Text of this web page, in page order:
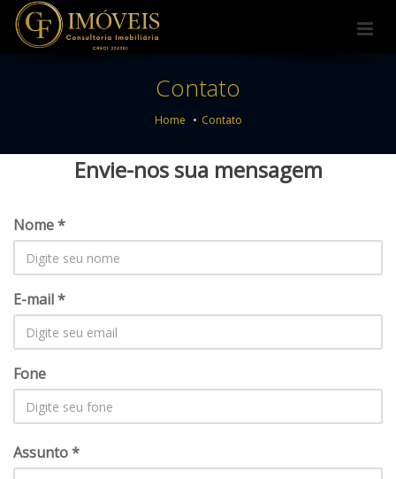
Contato
Home Contato
Envie-nos sua mensagem
Nome *
E-mail *
Fone
Assunto *